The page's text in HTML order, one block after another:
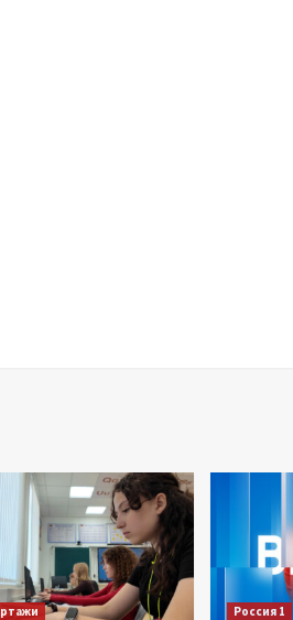
Россия 1